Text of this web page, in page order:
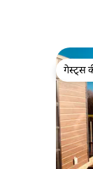
गेस्ट्स
गेस्ट्स